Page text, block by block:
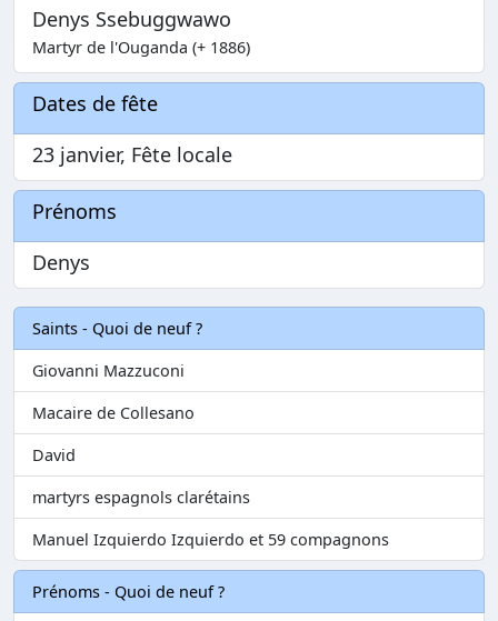
Denys Ssebuggwawo
Martyr de l'Ouganda (+ 1886)
Dates de fête
23 janvier, Fête locale
Prénoms
Denys
Saints - Quoi de neuf ?
Giovanni Mazzuconi
Macaire de Collesano
David
martyrs espagnols clarétains
Manuel Izquierdo Izquierdo et 59 compagnons
Prénoms - Quoi de neuf ?